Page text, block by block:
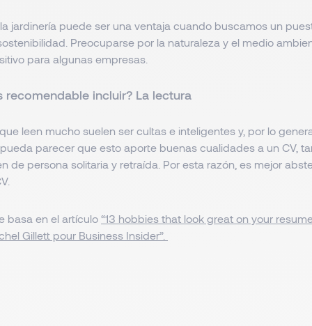
jardinería puede ser una ventaja cuando buscamos un
Preocuparse por la naturaleza y el medio
para algunas empresas.
recomendable incluir? La lectura
leen mucho suelen ser cultas e inteligentes y, por lo
parecer que esto aporte buenas cualidades a un CV,
de persona solitaria y retraída. Por esta razón, es mejor
basa en el artículo “13 hobbies that look great on your
Gillett pour Business Insider”.